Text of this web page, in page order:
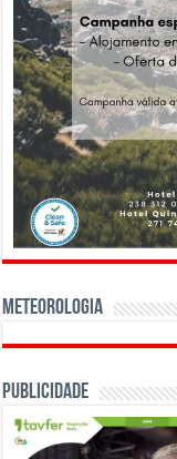
Meteorologia
Publicidade